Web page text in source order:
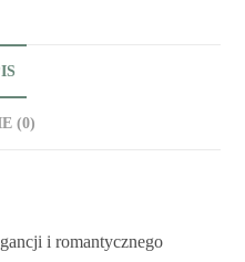
(0)
i romantycznego